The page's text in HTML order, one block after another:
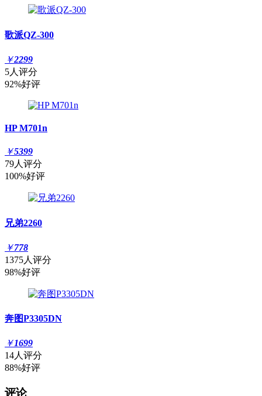
歌派QZ-300
￥2299
5人评分
92%好评
HP M701n
￥5399
79人评分
100%好评
兄弟2260
￥778
1375人评分
98%好评
奔图P3305DN
￥1699
14人评分
88%好评
评论